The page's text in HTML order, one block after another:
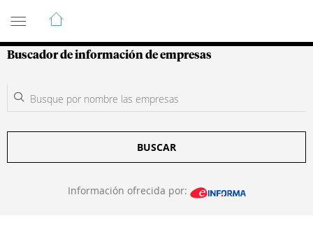
Guía de Empresas Colombianas
Buscador de información de empresas
BUSCAR
Información ofrecida por: